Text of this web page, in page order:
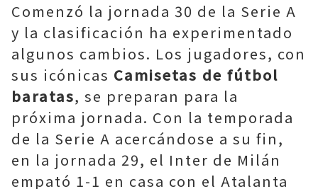
Comenzó la jornada 30 de la Serie A
y la clasificación ha experimentado
algunos cambios. Los jugadores, con
sus icónicas Camisetas de fútbol
baratas, se preparan para la
próxima jornada. Con la temporada
de la Serie A acercándose a su fin,
en la jornada 29, el Inter de Milán
empató 1-1 en casa con el Atalanta